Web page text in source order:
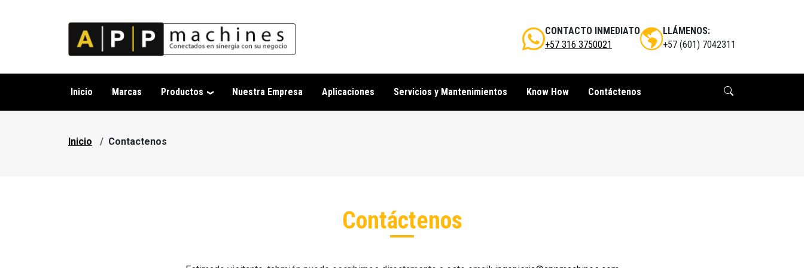
CONTACTO INMEDIATO
+57 316 3750021
LLÁMENOS:
+57 (601) 7042311
Inicio Marcas Productos Nuestra Empresa Aplicaciones Servicios y Mantenimientos Know How Contáctenos
Sobrescribir enlaces de ayuda a la navegación
Inicio Contactenos
Contáctenos